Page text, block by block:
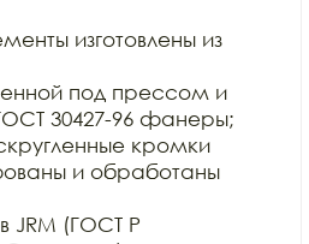
изготовлены из
под прессом и
30427-96 фанеры;
кромки
и обработаны
JRM (ГОСТ Р